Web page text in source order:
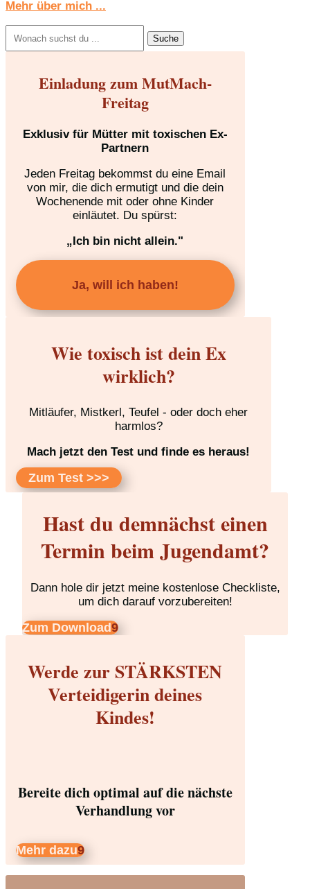
Mehr über mich ...
nach:
Einladung zum MutMach-
Freitag
Exklusiv für Mütter mit toxischen Ex-
Partnern
Jeden Freitag bekommst du eine Email
von mir, die dich ermutigt und die dein
Wochenende mit oder ohne Kinder
einläutet. Du spürst:
„Ich bin nicht allein."
Ja, will ich haben!
Wie toxisch ist dein Ex
wirklich?
Mitläufer, Mistkerl, Teufel - oder doch eher
harmlos?
Mach jetzt den Test und finde es heraus!
Zum Test >>>
Hast du demnächst einen
Termin beim Jugendamt?
Dann hole dir jetzt meine kostenlose Checkliste,
um dich darauf vorzubereiten!
Zum Download
Werde zur STÄRKSTEN
Verteidigerin deines
Kindes!
Bereite dich optimal auf die nächste
Verhandlung vor
Mehr dazu